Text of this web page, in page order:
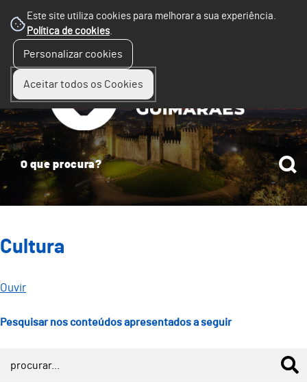
Este site utiliza cookies para melhorar a sua experiência.
Política de cookies.
Personalizar cookies
Aceitar todos os Cookies
Cultura
Ouvir
Pesquisar nos conteúdos apresentados a seguir